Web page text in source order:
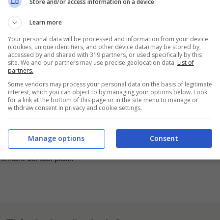
dei
Per i vecchi modelli, controlla l’etichetta o il fondo della
“PFOA-free” o “PTFE-free” indica l’assenza delle principali
per una cucina senza PFAS?
più sicuri in assoluto sono l’acciaio inox, laghisa pre-
riguarda l’antiaderente, opta per le pentole con
fluorurati durante il ciclo di produzione.
antiaderente si graffia?
graffiato, usurato o inizia a sfogliarsi, la padella va
accelera il rilascio di microplastiche e residui chimici nel cibo,
dei tuoi piatti.
Store and/or access information on a device
Learn more
Your personal data will be processed and information from your device
(cookies, unique identifiers, and other device data) may be stored by,
accessed by and shared with 319 partners, or used specifically by this
site. We and our partners may use precise geolocation data. List of
partners.
Some vendors may process your personal data on the basis of legitimate
interest, which you can object to by managing your options below. Look
for a link at the bottom of this page or in the site menu to manage or
withdraw consent in privacy and cookie settings.
Consent
Manage options